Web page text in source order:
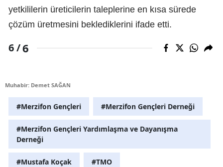
yetkililerin üreticilerin taleplerine en kısa sürede
çözüm üretmesini beklediklerini ifade etti.
6 /6
Muhabir: Demet SAĞAN
#Merzifon Gençleri #Merzifon Gençleri Derneği
#Merzifon Gençleri Yardımlaşma ve Dayanışma
Derneği
#Mustafa Koçak #TMO